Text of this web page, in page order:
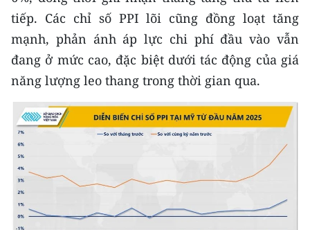
tiếp. Các chỉ số PPI lõi cũng đồng loạt tăng
mạnh, phản ánh áp lực chi phí đầu vào vẫn
đang ở mức cao, đặc biệt dưới tác động của giá
năng lượng leo thang trong thời gian qua.